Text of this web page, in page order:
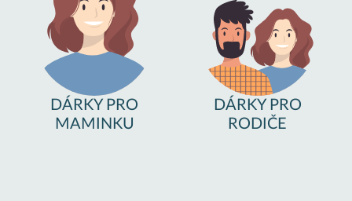
DÁRKY PRO
MAMINKU
DÁRKY PRO
RODIČE